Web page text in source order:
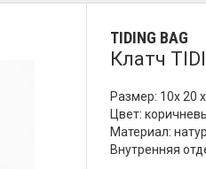
TIDING BAG
Клатч
Размер: 10х 20
Цвет:
Материал:
Внутренняя